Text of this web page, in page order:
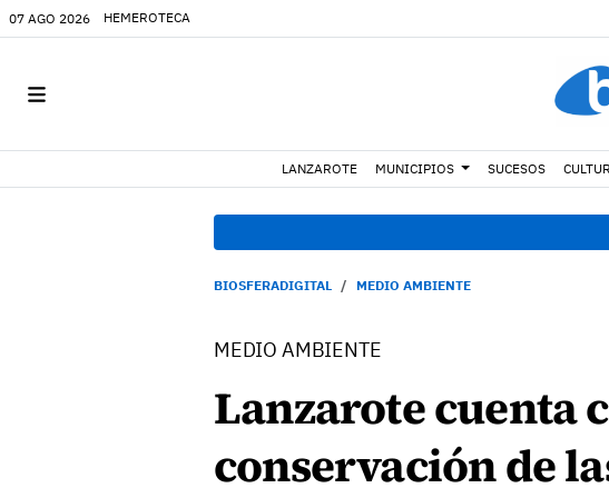
07 AGO 2026 HEMEROTECA
LANZAROTE MUNICIPIOS SUCESOS
BIOSFERADIGITAL MEDIO AMBIENTE
MEDIO AMBIENTE
Lanzarote cuenta
conservación de